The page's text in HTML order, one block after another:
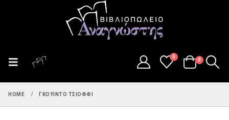
0
0
HOME ΓΚΟΥΊΝΤΟ ΤΣΙΌΦΦΙ